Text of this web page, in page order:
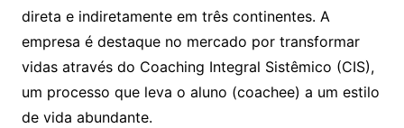
direta e indiretamente em três continentes. A
empresa é destaque no mercado por transformar
vidas através do Coaching Integral Sistêmico (CIS),
um processo que leva o aluno (coachee) a um estilo
de vida abundante.